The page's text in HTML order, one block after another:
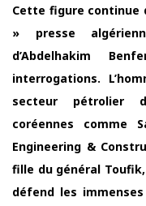
Cette figure continue
» presse
d’Abdelhakim
interrogations.
secteur pétrolier
coréennes comme
Engineering &
fille du général
défend les